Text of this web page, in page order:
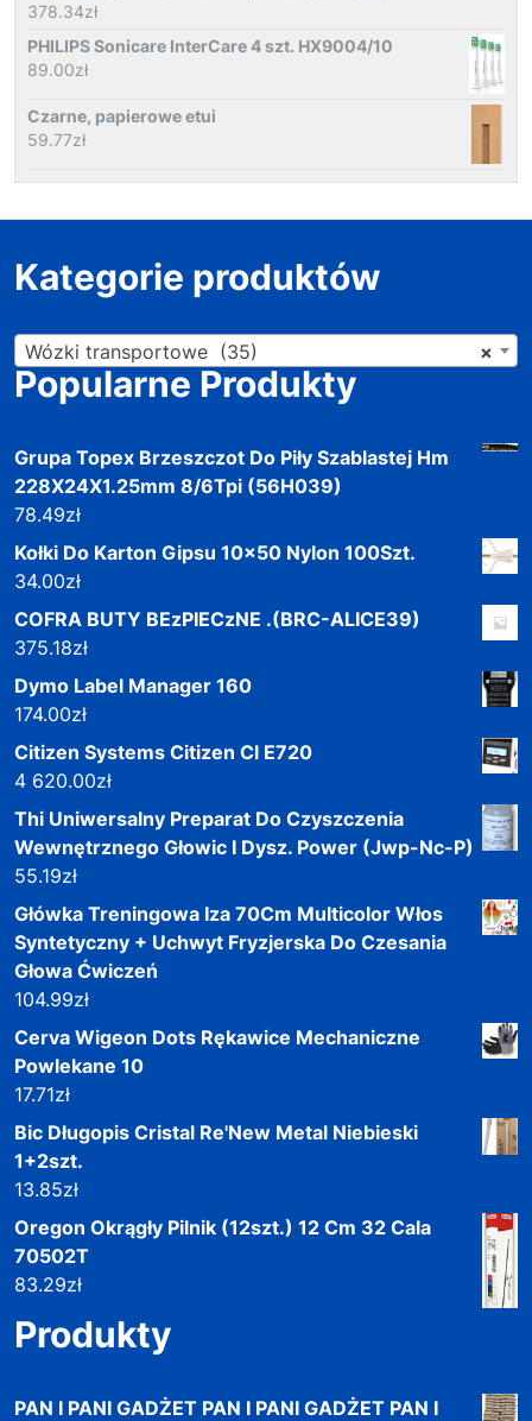
378.34zł
PHILIPS Sonicare InterCare 4 szt. HX9004/10
89.00zł
Czarne, papierowe etui
59.77zł
Kategorie produktów
×
Wózki transportowe (35)
Popularne Produkty
Grupa Topex Brzeszczot Do Piły Szablastej Hm
228X24X1.25mm 8/6Tpi (56H039)
78.49zł
Kołki Do Karton Gipsu 10x50 Nylon 100Szt.
34.00zł
COFRA BUTY BEzPIECzNE .(BRC-ALICE39)
375.18zł
Dymo Label Manager 160
174.00zł
Citizen Systems Citizen Cl E720
4 620.00zł
Thi Uniwersalny Preparat Do Czyszczenia
Wewnętrznego Głowic I Dysz. Power (Jwp-Nc-P)
55.19zł
Główka Treningowa Iza 70Cm Multicolor Włos
Syntetyczny + Uchwyt Fryzjerska Do Czesania
Głowa Ćwiczeń
104.99zł
Cerva Wigeon Dots Rękawice Mechaniczne
Powlekane 10
17.71zł
Bic Długopis Cristal Re'New Metal Niebieski
1+2szt.
13.85zł
Oregon Okrągły Pilnik (12szt.) 12 Cm 32 Cala
70502T
83.29zł
Produkty
PAN I PANI GADŻET PAN I PANI GADŻET PAN I